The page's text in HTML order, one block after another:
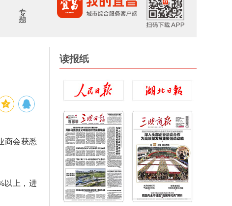
专题
商会获悉
以上，进
读报纸